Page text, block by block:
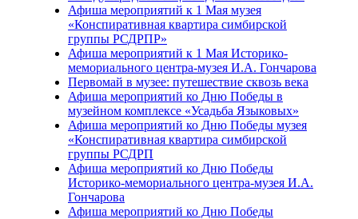
Афиша мероприятий к 1 Мая музея
«Конспиративная квартира симбирской
группы РСДРПР»
Афиша мероприятий к 1 Мая Историко-
мемориального центра-музея И.А. Гончарова
Первомай в музее: путешествие сквозь века
Афиша мероприятий ко Дню Победы в
музейном комплексе «Усадьба Языковых»
Афиша мероприятий ко Дню Победы музея
«Конспиративная квартира симбирской
группы РСДРП
Афиша мероприятий ко Дню Победы
Историко-мемориального центра-музея И.А.
Гончарова
Афиша мероприятий ко Дню Победы